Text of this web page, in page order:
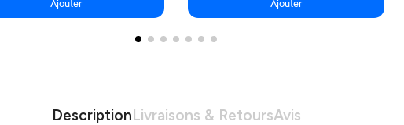
Ajouter Ajouter
DescriptionLivraisons & RetoursAvis